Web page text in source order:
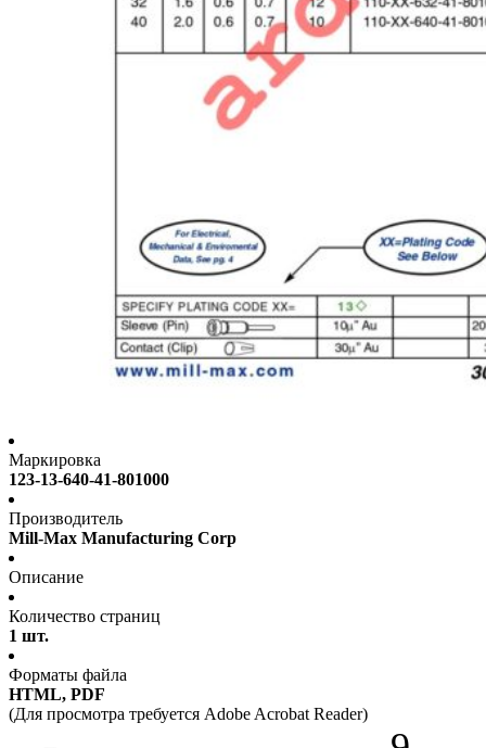
Маркировка
123-13-640-41-801000
Производитель
Mill-Max Manufacturing Corp
Описание
Количество страниц
1 шт.
Форматы файла
HTML, PDF
(Для просмотра требуется Adobe Acrobat Reader)